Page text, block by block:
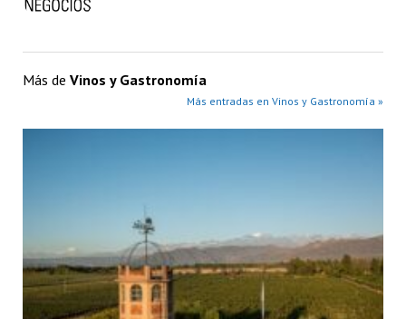
Más de Vinos y Gastronomía
Más entradas en Vinos y Gastronomía »